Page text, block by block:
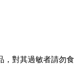
，對其過敏者請勿食